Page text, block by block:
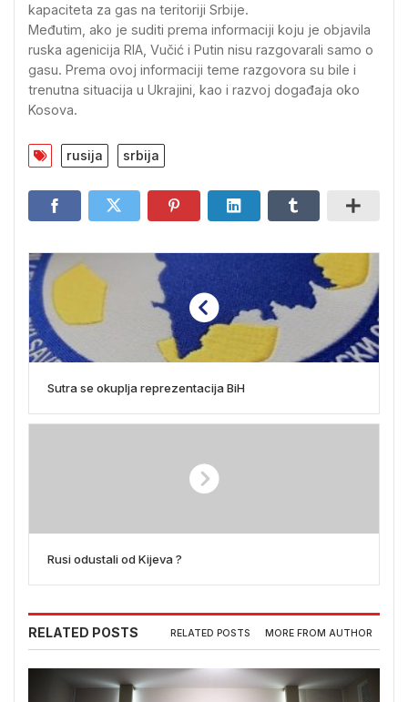
kapaciteta za gas na teritoriji Srbije.
Međutim, ako je suditi prema informaciji koju je objavila
ruska agenicija RIA, Vučić i Putin nisu razgovarali samo o
gasu. Prema ovoj informaciji teme razgovora su bile i
trenutna situacija u Ukrajini, kao i razvoj događaja oko
Kosova.
rusija srbija
Sutra se okuplja reprezentacija BiH
Rusi odustali od Kijeva ?
RELATED POSTS RELATED POSTS MORE FROM AUTHOR